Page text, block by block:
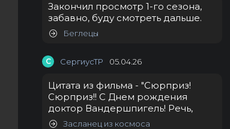
Закончил просмотр 1-го сезона,
забавно, буду смотреть дальше.
Беглецы
С СергиусТР 05.04.26
Цитата из фильма - "Сюрприз!
Сюрприз!! С Днем рождения
доктор Вандершпигель! Речь,
Засланец из космоса